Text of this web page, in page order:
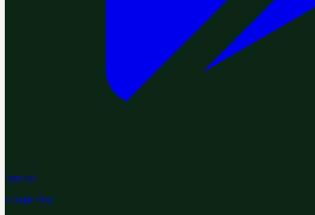
Jetzt bei
Google Play